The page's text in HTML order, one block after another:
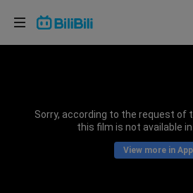
Sorry, according to the request of
this film is not available in
View more in App
Choose your language